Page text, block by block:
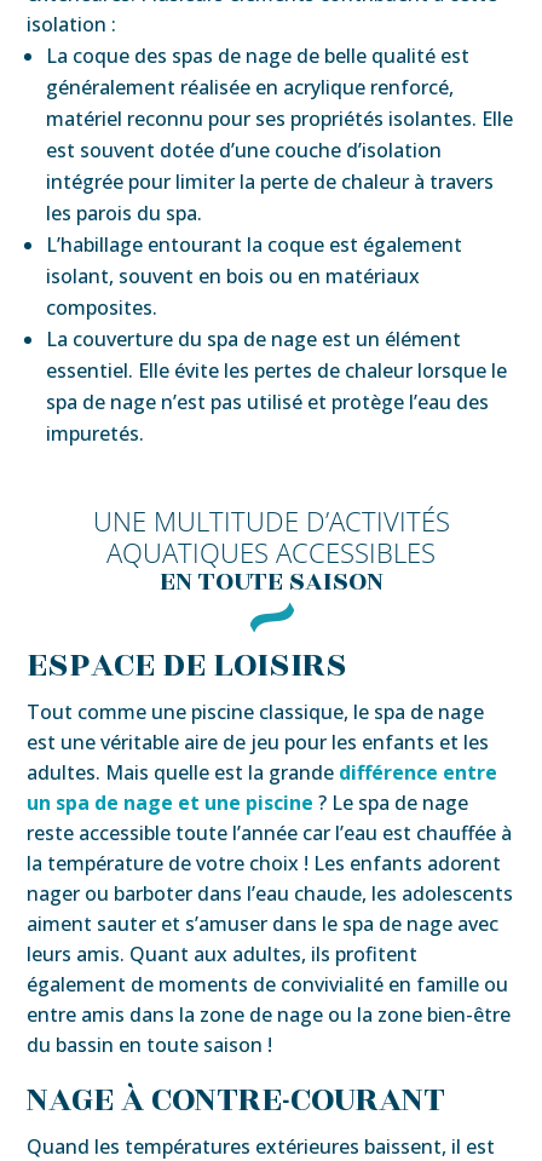
isolation :
La coque des spas de nage de belle qualité est
généralement réalisée en acrylique renforcé,
matériel reconnu pour ses propriétés isolantes. Elle
est souvent dotée d’une couche d’isolation
intégrée pour limiter la perte de chaleur à travers
les parois du spa.
L’habillage entourant la coque est également
isolant, souvent en bois ou en matériaux
composites.
La couverture du spa de nage est un élément
essentiel. Elle évite les pertes de chaleur lorsque le
spa de nage n’est pas utilisé et protège l’eau des
impuretés.
UNE MULTITUDE D’ACTIVITÉS
AQUATIQUES ACCESSIBLES
EN TOUTE SAISON
ESPACE DE LOISIRS
Tout comme une piscine classique, le spa de nage
est une véritable aire de jeu pour les enfants et les
adultes. Mais quelle est la grande différence entre
un spa de nage et une piscine ? Le spa de nage
reste accessible toute l’année car l’eau est chauffée à
la température de votre choix ! Les enfants adorent
nager ou barboter dans l’eau chaude, les adolescents
aiment sauter et s’amuser dans le spa de nage avec
leurs amis. Quant aux adultes, ils profitent
également de moments de convivialité en famille ou
entre amis dans la zone de nage ou la zone bien-être
du bassin en toute saison !
NAGE À CONTRE-COURANT
Quand les températures extérieures baissent, il est